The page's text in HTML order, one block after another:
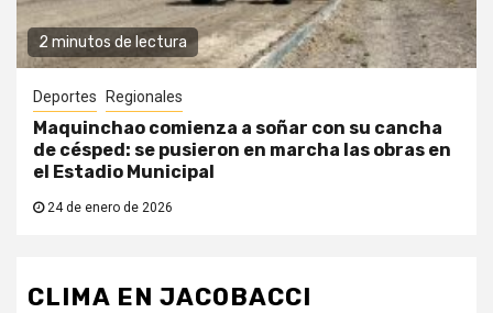
2 minutos de lectura
Deportes Regionales
Maquinchao comienza a soñar con su cancha
de césped: se pusieron en marcha las obras en
el Estadio Municipal
24 de enero de 2026
CLIMA EN JACOBACCI